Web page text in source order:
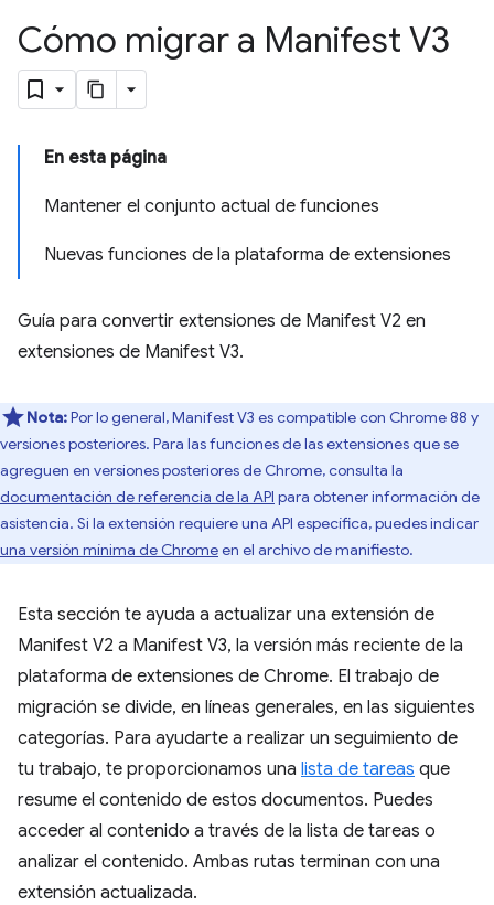
Cómo migrar a Manifest V3
En esta página
Mantener el conjunto actual de funciones
Nuevas funciones de la plataforma de extensiones
Guía para convertir extensiones de Manifest V2 en
extensiones de Manifest V3.
Nota:Por lo general, Manifest V3 es compatible con Chrome 88 y
versiones posteriores. Para las funciones de las extensiones que se
agreguen en versiones posteriores de Chrome, consulta la
documentación de referencia de la API para obtener información de
asistencia. Si la extensión requiere una API específica, puedes indicar
una versión mínima de Chromeen el archivo de manifiesto.
Esta sección te ayuda a actualizar una extensión de
Manifest V2 a Manifest V3, la versión más reciente de la
plataforma de extensiones de Chrome. El trabajo de
migración se divide, en líneas generales, en las siguientes
categorías. Para ayudarte a realizar un seguimiento de
tu trabajo, te proporcionamos una lista de tareas que
resume el contenido de estos documentos. Puedes
acceder al contenido a través de la lista de tareas o
analizar el contenido. Ambas rutas terminan con una
extensión actualizada.